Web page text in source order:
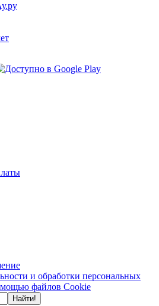
и обработки персональных
файлов Cookie
Найти!